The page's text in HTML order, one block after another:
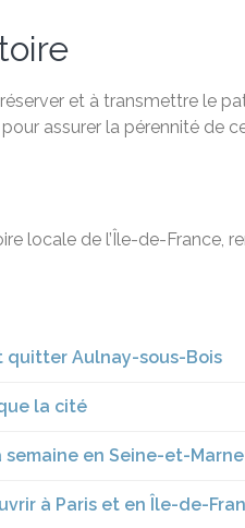
et à transmettre le
assurer la pérennité de
locale de l’Île-de-France,
quitter Aulnay-sous-Bois
la cité
semaine en Seine-et-Marne
à Paris et en Île-de-